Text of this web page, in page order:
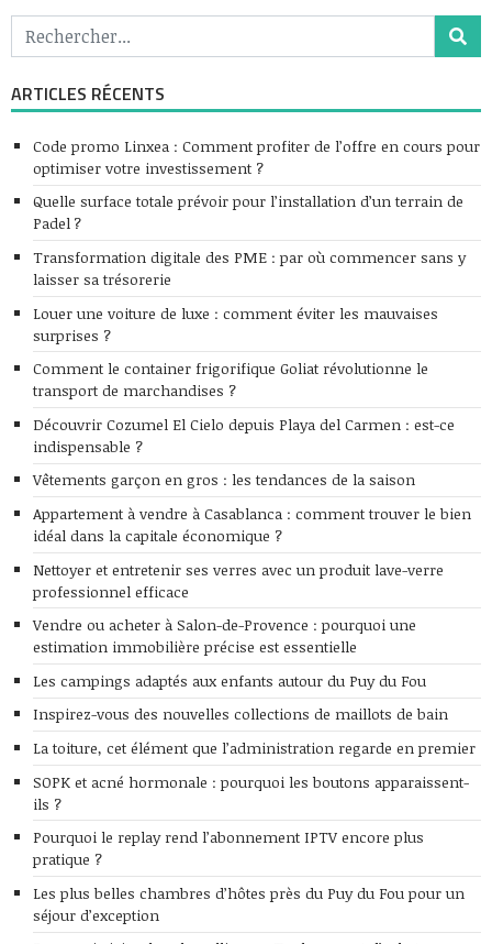
ARTICLES RÉCENTS
Code promo Linxea : Comment profiter de l’offre en cours pour
optimiser votre investissement ?
Quelle surface totale prévoir pour l’installation d’un terrain de
Padel ?
Transformation digitale des PME : par où commencer sans y
laisser sa trésorerie
Louer une voiture de luxe : comment éviter les mauvaises
surprises ?
Comment le container frigorifique Goliat révolutionne le
transport de marchandises ?
Découvrir Cozumel El Cielo depuis Playa del Carmen : est-ce
indispensable ?
Vêtements garçon en gros : les tendances de la saison
Appartement à vendre à Casablanca : comment trouver le bien
idéal dans la capitale économique ?
Nettoyer et entretenir ses verres avec un produit lave-verre
professionnel efficace
Vendre ou acheter à Salon-de-Provence : pourquoi une
estimation immobilière précise est essentielle
Les campings adaptés aux enfants autour du Puy du Fou
Inspirez-vous des nouvelles collections de maillots de bain
La toiture, cet élément que l’administration regarde en premier
SOPK et acné hormonale : pourquoi les boutons apparaissent-
ils ?
Pourquoi le replay rend l’abonnement IPTV encore plus
pratique ?
Les plus belles chambres d’hôtes près du Puy du Fou pour un
séjour d’exception